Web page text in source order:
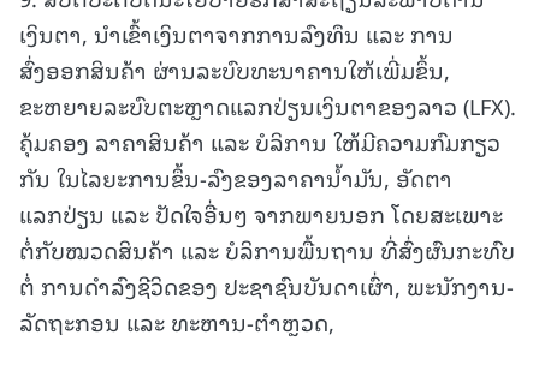
ເງິນຕາ, ນໍາເຂົ້າເງິນຕາຈາກການລົງທຶນ ແລະ ການ
ສົ່ງອອກສິນຄ້າ ຜ່ານລະບົບທະນາຄານໃຫ້ເພີ່ມຂຶ້ນ,
ຂະຫຍາຍລະບົບຕະຫຼາດແລກປ່ຽນເງິນຕາຂອງລາວ (LFX).
ຄຸ້ມຄອງ ລາຄາສິນຄ້າ ແລະ ບໍລິການ ໃຫ້ມີຄວາມກົມກຽວ
ກັນ ໃນໄລຍະການຂຶ້ນ-ລົງຂອງລາຄານໍ້າມັນ, ອັດຕາ
ແລກປ່ຽນ ແລະ ປັດໃຈອື່ນໆ ຈາກພາຍນອກ ໂດຍສະເພາະ
ຕໍ່ກັບໝວດສິນຄ້າ ແລະ ບໍລິການພື້ນຖານ ທີ່ສົ່ງຜົນກະທົບ
ຕໍ່ ການດໍາລົງຊີວິດຂອງ ປະຊາຊົນບັນດາເຜົ່າ, ພະນັກງານ-
ລັດຖະກອນ ແລະ ທະຫານ-ຕໍາຫຼວດ,